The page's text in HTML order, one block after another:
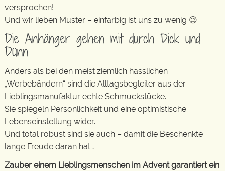
versprochen!
Und wir lieben Muster – einfarbig ist uns zu wenig 😉
Die Anhänger gehen mit durch Dick und
Dünn
Anders als bei den meist ziemlich hässlichen
„Werbebändern“ sind die Alltagsbegleiter aus der
Lieblingsmanufaktur echte Schmuckstücke.
Sie spiegeln Persönlichkeit und eine optimistische
Lebenseinstellung wider.
Und total robust sind sie auch – damit die Beschenkte
lange Freude daran hat…
Zauber einem Lieblingsmenschen im Advent garantiert ein